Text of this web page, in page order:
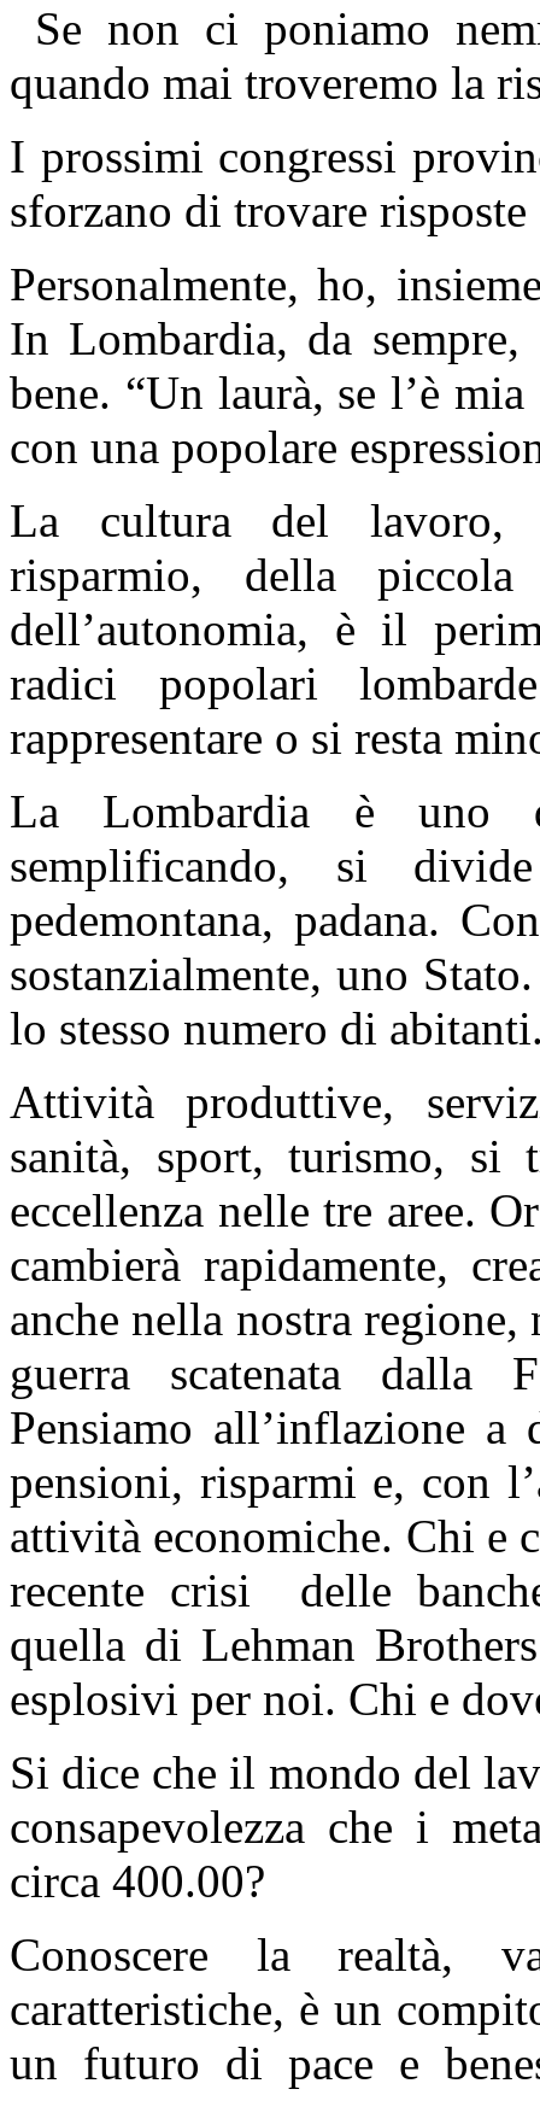
Se non ci poniamo
quando mai troveremo la
I prossimi congressi
sforzano di trovare
Personalmente, ho,
In Lombardia, da
bene. “Un laurà, se l’è
con una popolare
La cultura del lavoro,
risparmio, della
dell’autonomia, è il
radici popolari
rappresentare o si resta
La Lombardia è uno
semplificando, si
pedemontana, padana.
sostanzialmente, uno
lo stesso numero di
Attività produttive,
sanità, sport, turismo,
eccellenza nelle tre aree.
cambierà rapidamente,
anche nella nostra
guerra scatenata dalla
Pensiamo all’inflazione
pensioni, risparmi e, con
attività economiche. Chi e
recente crisi delle
quella di Lehman
esplosivi per noi. Chi e
Si dice che il mondo del
consapevolezza che i
circa 400.00?
Conoscere la realtà,
caratteristiche, è un
un futuro di pace e